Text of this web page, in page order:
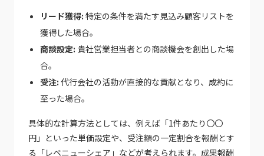
リード獲得: 特定の条件を満たす見込み顧客リストを
獲得した場合。
商談設定: 貴社営業担当者との商談機会を創出した場
合。
受注: 代行会社の活動が直接的な貢献となり、成約に
至った場合。
具体的な計算方法としては、例えば「1件あたり〇〇
円」といった単価設定や、受注額の一定割合を報酬とす
る「レベニューシェア」などが考えられます。成果報酬